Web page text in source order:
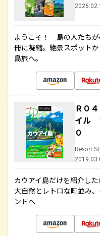
ようこそ！ 島の人たちが
冊に凝縮。絶景スポット
島旅へ。
Ｒ０
イル
０
Resort
カウアイ島だけを紹介し
大自然とレトロな町並み
ンドへ